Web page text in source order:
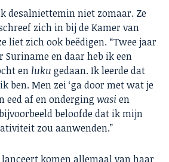
desalniettemin niet zomaar. Ze
zich in bij de Kamer van
liet zich ook beëdigen. “Twee jaar
Suriname en daar heb ik een
en luku gedaan. Ik leerde dat
ben. Men zei ‘ga door met wat je
eed af en onderging wasi en
beloofde dat ik mijn
zou aanwenden.”
lanceert komen allemaal van haar